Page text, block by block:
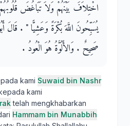
اخْتِلاَفَ بَيْنَهُمْ وَلاَ تَبَاغُضَ
يُسَبِّحُونَ اللَّهَ بُكْرَةً وَعَشِيًّا ‏"‏ ‏.‏
صَحِيحٌ ‏.‏ وَالأَلُوَّةُ هُوَ الْعُودُ ‏.‏
kami Suwaid bin Nashr
kami
telah mengkhabarkan
Hammam bin Munabbih